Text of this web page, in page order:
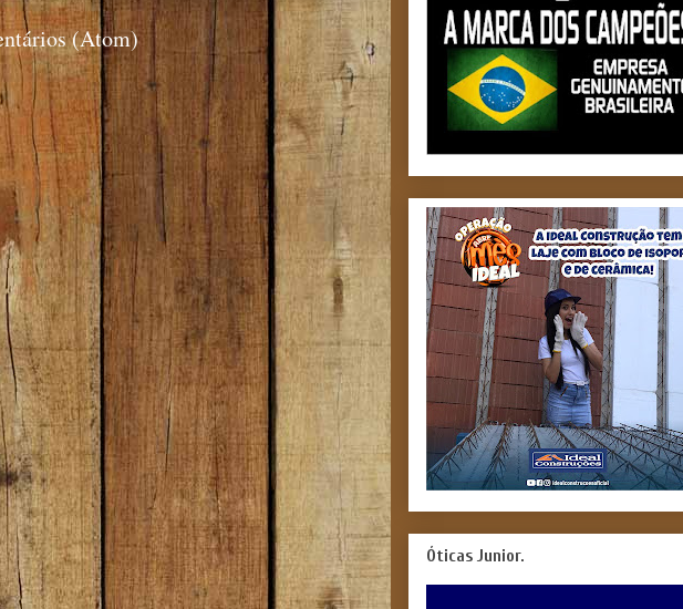
(Atom)
Óticas Junior.